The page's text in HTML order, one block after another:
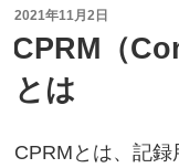
タ
ー
と
は”
投
稿
日:
2021年11月2日
CPRM（
とは
CPRMとは、記